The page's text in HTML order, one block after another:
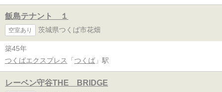
飯島テナント １
空室あり 茨城県つくば市花畑
築45年
つくばエクスプレス
「 つくば 」駅
レーベン守谷THE BRIDGE